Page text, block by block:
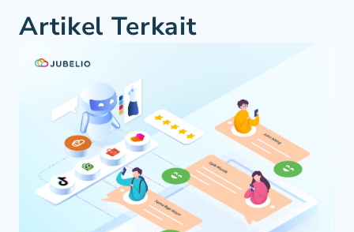
Artikel Terkait